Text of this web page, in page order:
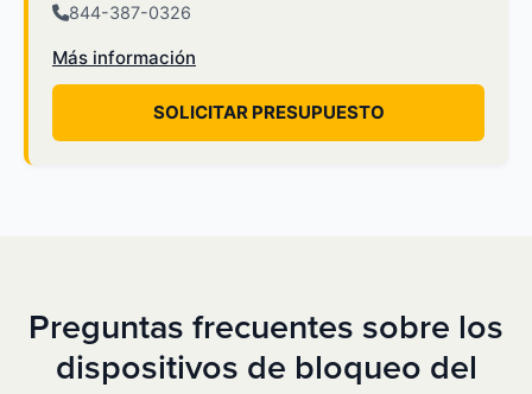
844-387-0326
Más información
SOLICITAR PRESUPUESTO
Preguntas frecuentes sobre los
dispositivos de bloqueo del